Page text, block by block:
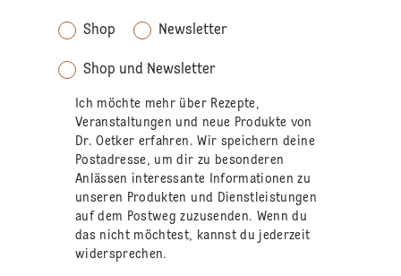
Shop Newsletter
Shop und Newsletter
Ich möchte mehr über Rezepte,
Veranstaltungen und neue Produkte von
Dr. Oetker erfahren. Wir speichern deine
Postadresse, um dir zu besonderen
Anlässen interessante Informationen zu
unseren Produkten und Dienstleistungen
auf dem Postweg zuzusenden. Wenn du
das nicht möchtest, kannst du jederzeit
widersprechen.